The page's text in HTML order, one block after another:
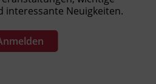
interessante Neuigkeiten.